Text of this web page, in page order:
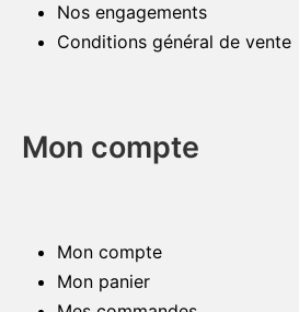
Nos engagements
Conditions général de vente
Mon compte
Mon compte
Mon panier